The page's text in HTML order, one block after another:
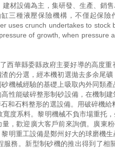
材設備為主，集研發、生產、銷
三種液壓保險機構，不僅起保險
uses crunch undertakes to
of growth, when pressure
西華縣委縣政府主要好導的高度
的分選，經本機初選拋去多余尾
機械經驗的基礎上吸取內外同類
性能破碎整形制砂設備，在機制
和石料整形的選設備。用破碎機
度系料。黎明機械不負市場重托
，歡迎廣大客戶前來詢價。廣東
明重工設備是鄭州好大的球磨機
務。新型制砂機的推出得到了